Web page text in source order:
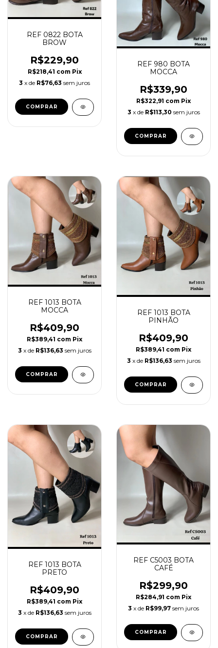
REF 0822 BOTA
BROW
R$229,90
R$218,41 com Pix
3 x de R$76,63 sem juros
COMPRAR
REF 980 BOTA
MOCCA
R$339,90
R$322,91 com Pix
3 x de R$113,30 sem juros
COMPRAR
REF 1013 BOTA
MOCCA
R$409,90
R$389,41 com Pix
3 x de R$136,63 sem juros
COMPRAR
REF 1013 BOTA
PINHÃO
R$409,90
R$389,41 com Pix
3 x de R$136,63 sem juros
COMPRAR
REF 1013 BOTA
PRETO
R$409,90
R$389,41 com Pix
3 x de R$136,63 sem juros
COMPRAR
REF C5003 BOTA
CAFÉ
R$299,90
R$284,91 com Pix
3 x de R$99,97 sem juros
COMPRAR